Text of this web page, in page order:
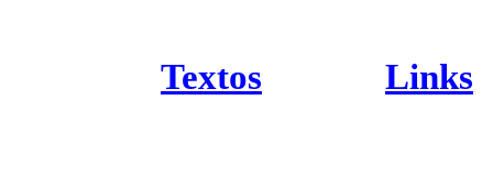
Textos Links